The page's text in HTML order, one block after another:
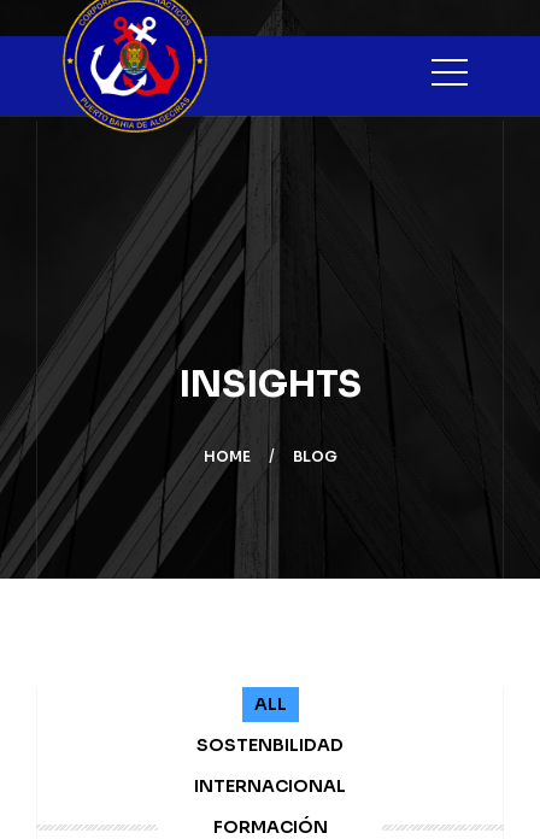
INSIGHTS
HOME BLOG
ALL
SOSTENBILIDAD
INTERNACIONAL
FORMACIÓN